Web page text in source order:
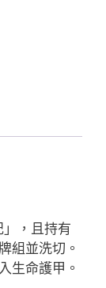
」，且持有
組並洗切。
生命護甲。